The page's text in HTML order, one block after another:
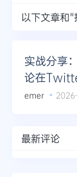
以下文章和"
实战分享
论在
emer
最新评论